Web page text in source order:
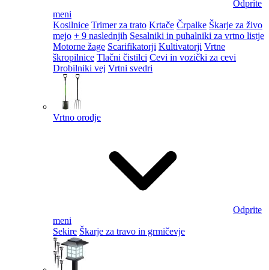
Odprite
meni
Kosilnice Trimer za trato Krtače Črpalke Škarje za živo
mejo + 9 naslednjih Sesalniki in puhalniki za vrtno listje
Motorne žage Scarifikatorji Kultivatorji Vrtne
škropilnice Tlačni čistilci Cevi in vozički za cevi
Drobilniki vej Vrtni svedri
Vrtno orodje
Odprite
meni
Sekire Škarje za travo in grmičevje